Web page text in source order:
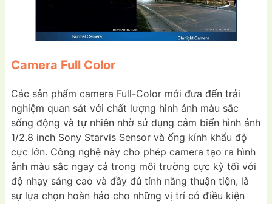
Camera Full Color
Các sản phẩm camera Full-Color mới đưa đến trải
nghiệm quan sát với chất lượng hình ảnh màu sắc
sống động và tự nhiên nhờ sử dụng cảm biến hình ảnh
1/2.8 inch Sony Starvis Sensor và ống kính khẩu độ
cực lớn. Công nghệ này cho phép camera tạo ra hình
ảnh màu sắc ngay cả trong môi trường cực kỳ tối với
độ nhạy sáng cao và đầy đủ tính năng thuận tiện, là
sự lựa chọn hoàn hảo cho những vị trí có điều kiện